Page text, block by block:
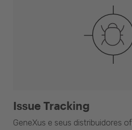
Issue Tracking
GeneXus e seus distribuidores